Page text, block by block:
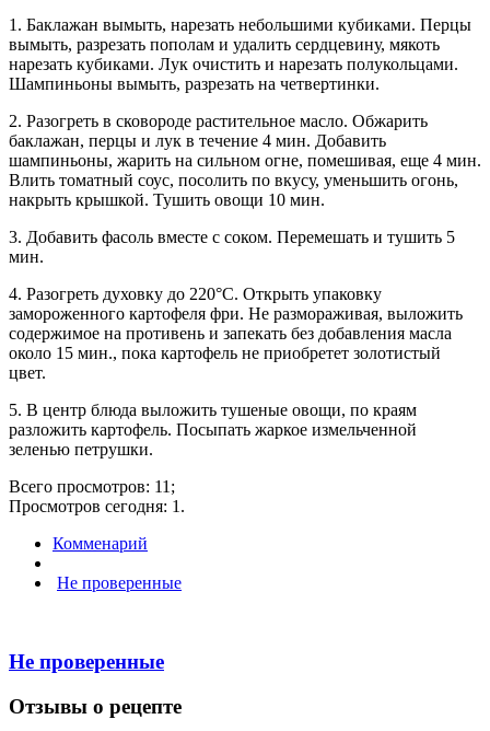
1. Баклажан вымыть, нарезать небольшими кубиками. Перцы
вымыть, разрезать пополам и удалить сердцевину, мякоть
нарезать кубиками. Лук очистить и нарезать полукольцами.
Шампиньоны вымыть, разрезать на четвертинки.
2. Разогреть в сковороде растительное масло. Обжарить
баклажан, перцы и лук в течение 4 мин. Добавить
шампиньоны, жарить на сильном огне, помешивая, еще 4 мин.
Влить томатный соус, посолить по вкусу, уменьшить огонь,
накрыть крышкой. Тушить овощи 10 мин.
3. Добавить фасоль вместе с соком. Перемешать и тушить 5
мин.
4. Разогреть духовку до 220°С. Открыть упаковку
замороженного картофеля фри. Не размораживая, выложить
содержимое на противень и запекать без добавления масла
около 15 мин., пока картофель не приобретет золотистый
цвет.
5. В центр блюда выложить тушеные овощи, по краям
разложить картофель. Посыпать жаркое измельченной
зеленью петрушки.
Всего просмотров: 11;
Просмотров сегодня: 1.
Комменарий
Не проверенные
Не проверенные
Отзывы о рецепте